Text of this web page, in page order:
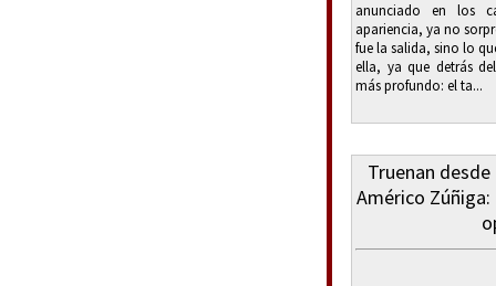
anunciado en los
apariencia, ya no
fue la salida, sino lo
ella, ya que detrás
más profundo: el ta...
Truenan
Américo